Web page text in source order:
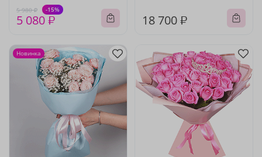
5 980 ₽ -15%
5 080 ₽ 18 700 ₽
Новинка